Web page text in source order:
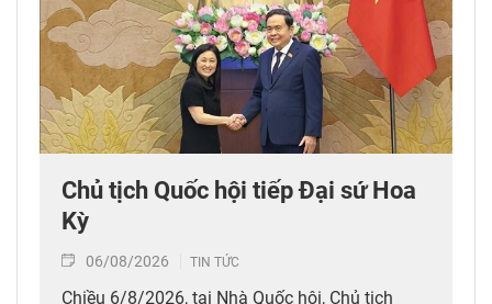
Chủ tịch Quốc hội tiếp Đại sứ Hoa
Kỳ
06/08/2026 TIN TỨC
Chiều 6/8/2026, tại Nhà Quốc hội, Chủ tịch